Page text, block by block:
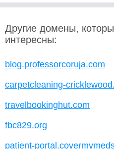
Другие домены,
интересны:
blog.professorcoruja.com
carpetcleaning-
travelbookinghut.com
fbc829.org
patient-